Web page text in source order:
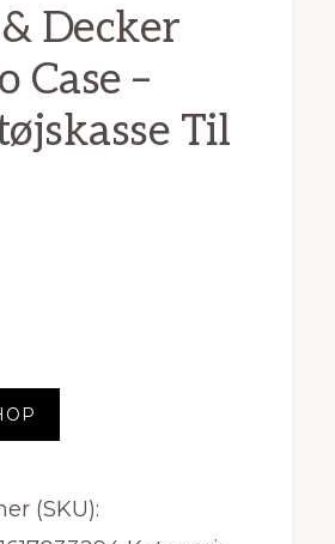
Decker
Case –
Til
(SKU):